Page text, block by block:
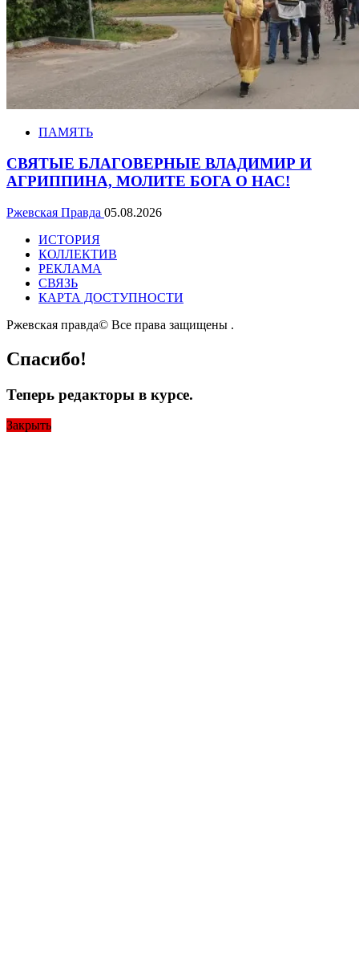
ПАМЯТЬ
СВЯТЫЕ БЛАГОВЕРНЫЕ ВЛАДИМИР И
АГРИППИНА, МОЛИТЕ БОГА О НАС!
Ржевская Правда 05.08.2026
ИСТОРИЯ
КОЛЛЕКТИВ
РЕКЛАМА
СВЯЗЬ
КАРТА ДОСТУПНОСТИ
Ржевская правда© Все права защищены .
Спасибо!
Теперь редакторы в курсе.
Закрыть